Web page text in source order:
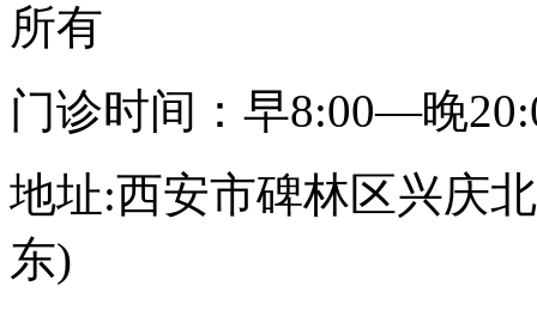
所有
门诊时间：早8:00—晚
地址:西安市碑林区兴庆
东)